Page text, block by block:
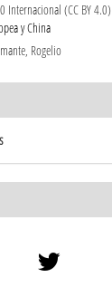
Internacional (CC BY 4.0)
y China
Rogelio